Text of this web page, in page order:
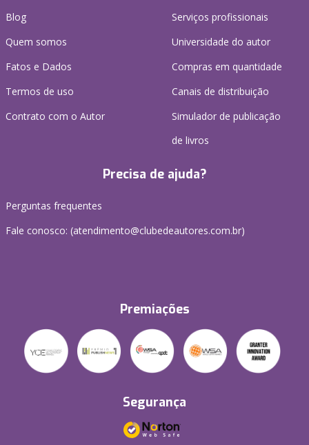
Blog
Quem somos
Fatos e Dados
Termos de uso
Contrato com o Autor
Serviços profissionais
Universidade do autor
Compras em quantidade
Canais de distribuição
Simulador de publicação
de livros
Precisa de ajuda?
Perguntas frequentes
Fale conosco: (atendimento@clubedeautores.com.br)
Premiações
Segurança